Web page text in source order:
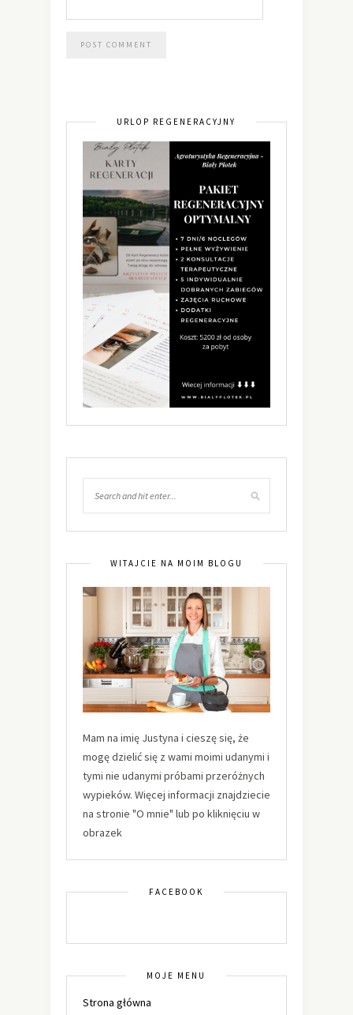
URLOP REGENERACYJNY
WITAJCIE NA MOIM BLOGU
Mam na imię Justyna i cieszę się, że
mogę dzielić się z wami moimi udanymi i
tymi nie udanymi próbami przeróżnych
wypieków. Więcej informacji znajdziecie
na stronie "O mnie" lub po kliknięciu w
obrazek
FACEBOOK
MOJE MENU
Strona główna